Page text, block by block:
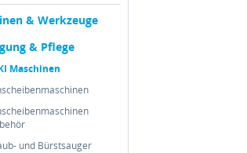
& Werkzeuge
& Pflege
Maschinen
und Bürstsauger